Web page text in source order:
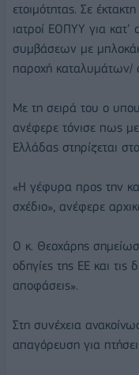
ετοιμότητας. Σε
ιατροί ΕΟΠΥΥ για κατ’
συμβάσεων με
παροχή καταλυμάτων/
Με τη σειρά του ο
ανέφερε τόνισε πως
Ελλάδας στηρίζεται
«Η γέφυρα προς την
σχέδιο», ανέφερε
Ο κ. Θεοχάρης
οδηγίες της ΕΕ και
αποφάσεις».
Στη συνέχεια
απαγόρευση για